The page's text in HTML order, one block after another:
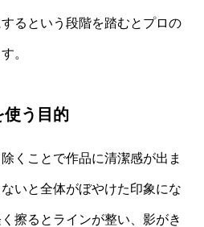
るという段階を踏むとプロの
。
使う目的
くことで作品に清潔感が出ま
いと全体がぼやけた印象にな
擦るとラインが整い、影がき